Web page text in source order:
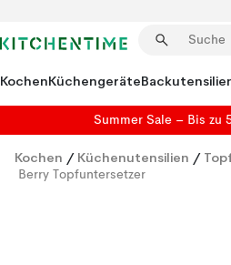
KochenKüchengeräte
Summer Sale – Bis zu
Kochen / Küchenutensilien /
Berry Topfuntersetzer